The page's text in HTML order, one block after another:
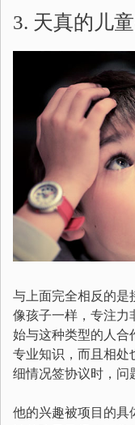
3. 天真的儿
与上面完全相反的是
像孩子一样，专注力
始与这种类型的人合
专业知识，而且相处
细情况签协议时，问
他的兴趣被项目的具